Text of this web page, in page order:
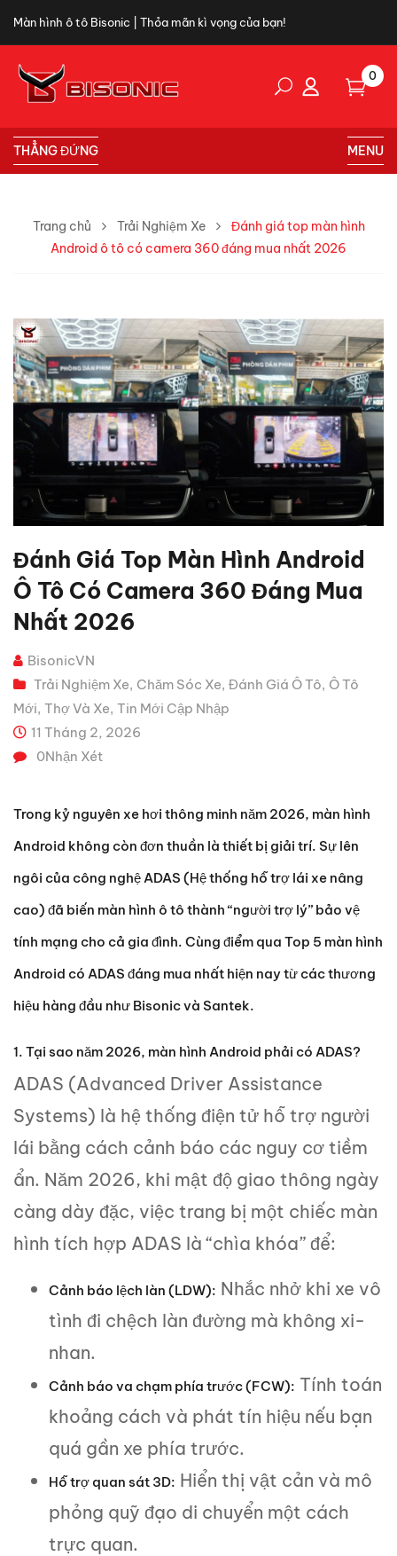
Màn hình ô tô Bisonic | Thỏa mãn kì vọng của bạn!
0
THẲNG ĐỨNG MENU
Trang chủ Trải Nghiệm Xe
Đánh giá top màn hình
Android ô tô có camera 360 đáng mua nhất 2026
Đánh Giá Top Màn Hình Android
Ô Tô Có Camera 360 Đáng Mua
Nhất 2026
BisonicVN
Trải Nghiệm Xe, Chăm Sóc Xe, Đánh Giá Ô Tô, Ô Tô
Mới, Thợ Và Xe, Tin Mới Cập Nhập
11 Tháng 2, 2026
0Nhận Xét
Trong kỷ nguyên xe hơi thông minh năm 2026, màn hình
Android không còn đơn thuần là thiết bị giải trí. Sự lên
ngôi của công nghệ ADAS (Hệ thống hỗ trợ lái xe nâng
cao) đã biến màn hình ô tô thành “người trợ lý” bảo vệ
tính mạng cho cả gia đình. Cùng điểm qua Top 5 màn hình
Android có ADAS đáng mua nhất hiện nay từ các thương
hiệu hàng đầu như Bisonicvà Santek.
1. Tại sao năm 2026, màn hình Android phải có ADAS?
ADAS (Advanced Driver Assistance
Systems) là hệ thống điện tử hỗ trợ người
lái bằng cách cảnh báo các nguy cơ tiềm
ẩn. Năm 2026, khi mật độ giao thông ngày
càng dày đặc, việc trang bị một chiếc màn
hình tích hợp ADAS là “chìa khóa” để:
Cảnh báo lệch làn (LDW): Nhắc nhở khi xe vô
tình đi chệch làn đường mà không xi-
nhan.
Cảnh báo va chạm phía trước (FCW): Tính toán
khoảng cách và phát tín hiệu nếu bạn
quá gần xe phía trước.
Hỗ trợ quan sát 3D: Hiển thị vật cản và mô
phỏng quỹ đạo di chuyển một cách
trực quan.